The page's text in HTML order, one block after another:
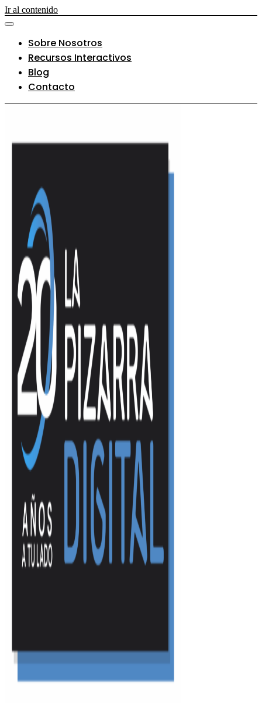
Ir al contenido
Sobre Nosotros
Recursos Interactivos
Blog
Contacto